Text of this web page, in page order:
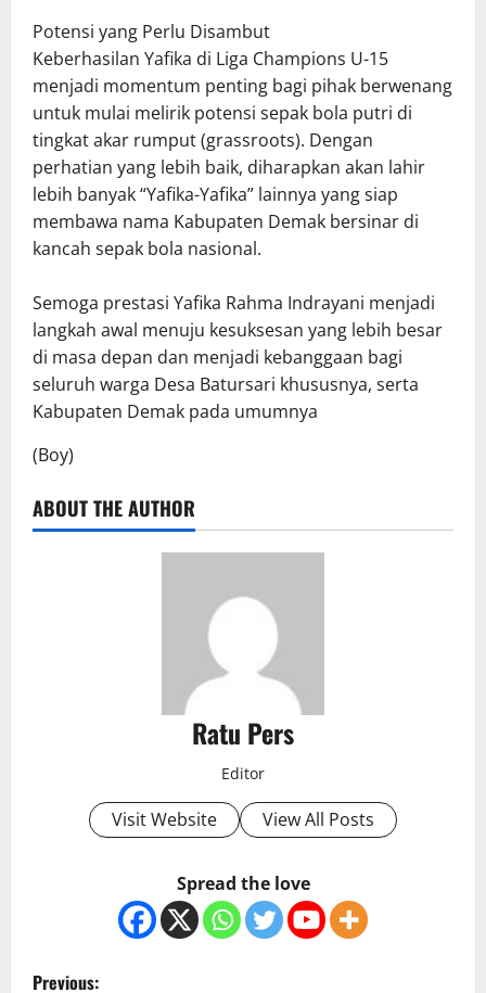
Potensi yang Perlu Disambut
Keberhasilan Yafika di Liga Champions U-15
menjadi momentum penting bagi pihak berwenang
untuk mulai melirik potensi sepak bola putri di
tingkat akar rumput (grassroots). Dengan
perhatian yang lebih baik, diharapkan akan lahir
lebih banyak “Yafika-Yafika” lainnya yang siap
membawa nama Kabupaten Demak bersinar di
kancah sepak bola nasional.
Semoga prestasi Yafika Rahma Indrayani menjadi
langkah awal menuju kesuksesan yang lebih besar
di masa depan dan menjadi kebanggaan bagi
seluruh warga Desa Batursari khususnya, serta
Kabupaten Demak pada umumnya
(Boy)
ABOUT THE AUTHOR
Ratu Pers
Editor
Visit Website View All Posts
Spread the love
P
Previous: